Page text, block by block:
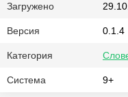
Загружено
Версия 0.1.4
Категория
Система 9+